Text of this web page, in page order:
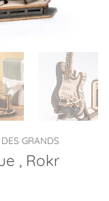
GRANDS
, Rokr